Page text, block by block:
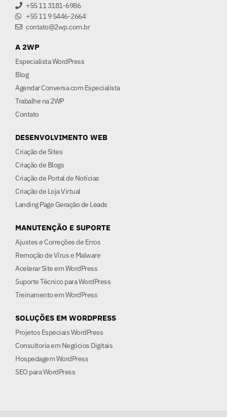
+55 11 3181-6986
+55 11 9 5446-2664
contato@2wp.com.br
A 2WP
Especialista WordPress
Blog
Agendar Conversa com Especialista
Trabalhe na 2WP
Contato
DESENVOLVIMENTO WEB
Criação de Sites
Criação de Blogs
Criação de Portal de Notícias
Criação de Loja Virtual
Landing Page Geração de Leads
MANUTENÇÃO E SUPORTE
Ajustes e Correções de Erros
Remoção de Vírus e Malware
Acelerar Site em WordPress
Suporte Técnico para WordPress
Treinamento em WordPress
SOLUÇÕES EM WORDPRESS
Projetos Especiais WordPress
Consultoria em Negócios Digitais
Hospedagem WordPress
SEO para WordPress